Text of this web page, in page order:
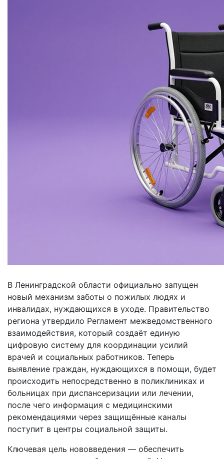
В Ленинградской области официально запущен
новый механизм заботы о пожилых людях и
инвалидах, нуждающихся в уходе. Правительство
региона утвердило Регламент межведомственного
взаимодействия, который создаёт единую
цифровую систему для координации усилий
врачей и социальных работников. Теперь
выявление граждан, нуждающихся в помощи, будет
происходить непосредственно в поликлиниках и
больницах при диспансеризации или лечении,
после чего информация с медицинскими
рекомендациями через защищённые каналы
поступит в центры социальной защиты.
Ключевая цель нововведения — обеспечить